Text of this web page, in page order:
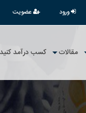
ورود عضویت
مقالات کسب درآمد کنید